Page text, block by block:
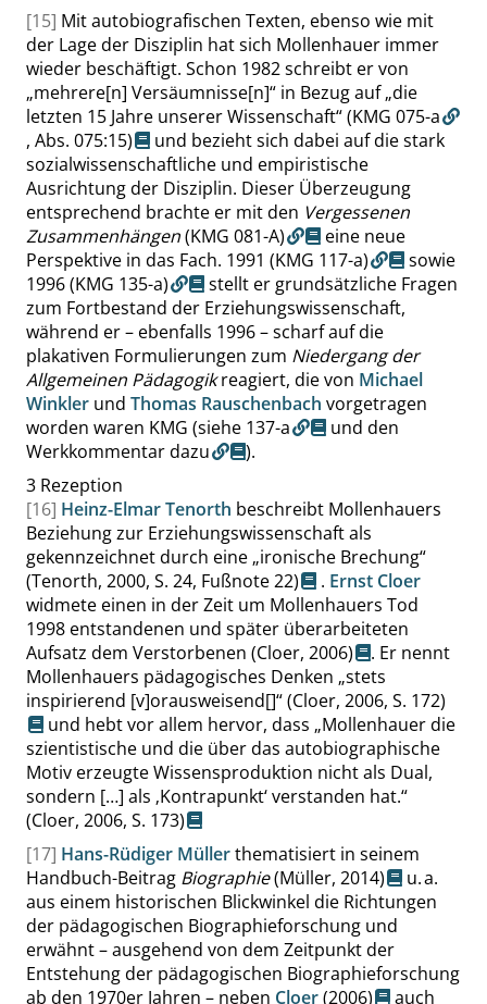
[15] Mit autobiografischen Texten, ebenso wie mit
der Lage der Disziplin hat sich Mollenhauer immer
wieder beschäftigt. Schon 1982 schreibt er von
„mehrere[n] Versäumnisse[n]“ in Bezug auf„die
letzten 15 Jahre unserer Wissenschaft“(KMG 075-a
, Abs. 075:15)
und bezieht sich dabei auf die stark
sozialwissenschaftliche und empiristische
Ausrichtung der Disziplin. Dieser Überzeugung
entsprechend brachte er mit den Vergessenen
Zusammenhängen(KMG 081-A)
eine neue
Perspektive in das Fach. 1991 (KMG 117-a)
sowie
1996(KMG 135-a)
stellt er grundsätzliche Fragen
zum Fortbestand der Erziehungswissenschaft,
während er – ebenfalls 1996 – scharf auf die
plakativen Formulierungen zum Niedergang der
Allgemeinen Pädagogikreagiert, die von Michael
Winkler und Thomas Rauschenbach vorgetragen
worden waren KMG (siehe 137-a
und den
Werkkommentar dazu
).
3 Rezeption
[16] Heinz-Elmar Tenorth beschreibt Mollenhauers
Beziehung zur Erziehungswissenschaft als
gekennzeichnet durch eine „ironische Brechung“
(Tenorth, 2000, S. 24, Fußnote 22) . Ernst Cloer
widmete einen in der Zeit um Mollenhauers Tod
1998 entstandenen und später überarbeiteten
Aufsatz dem Verstorbenen (Cloer, 2006)
. Er nennt
Mollenhauers pädagogisches Denken „stets
inspirierend [v]orausweisend[]“(Cloer, 2006, S. 172)
und hebt vor allem hervor, dass „Mollenhauer die
szientistische und die über das autobiographische
Motiv erzeugte Wissensproduktion nicht als Dual,
sondern […] als ‚Kontrapunkt‘verstanden hat.“
(Cloer, 2006, S. 173)
[17] Hans-Rüdiger Müllerthematisiert in seinem
Handbuch-Beitrag Biographie(Müller, 2014)
u. a.
aus einem historischen Blickwinkel die Richtungen
der pädagogischen Biographieforschung und
erwähnt – ausgehend von dem Zeitpunkt der
Entstehung der pädagogischen Biographieforschung
ab den 1970er Jahren – neben Cloer(2006) auch